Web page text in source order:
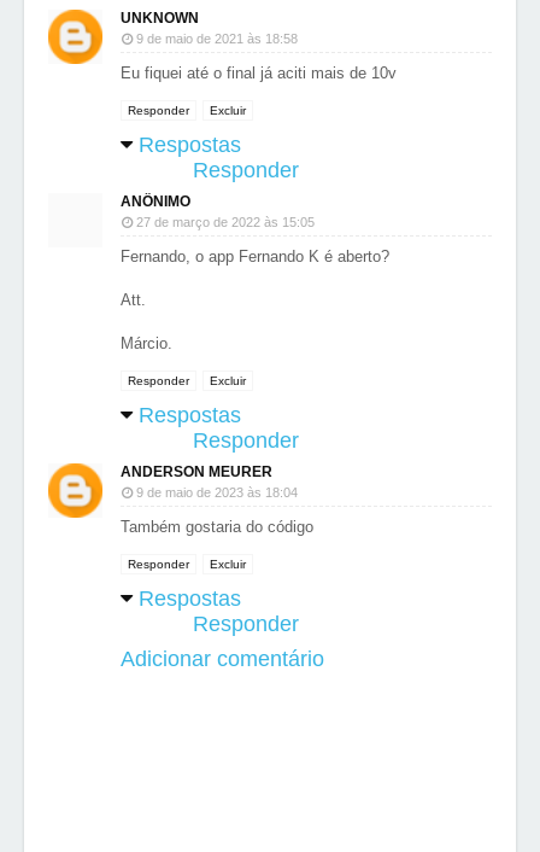
UNKNOWN
9 de maio de 2021 às 18:58
Eu fiquei até o final já aciti mais de 10v
Responder Excluir
Respostas
Responder
ANÔNIMO
27 de março de 2022 às 15:05
Fernando, o app Fernando K é aberto?
Att.
Márcio.
Responder Excluir
Respostas
Responder
ANDERSON MEURER
9 de maio de 2023 às 18:04
Também gostaria do código
Responder Excluir
Respostas
Responder
Adicionar comentário